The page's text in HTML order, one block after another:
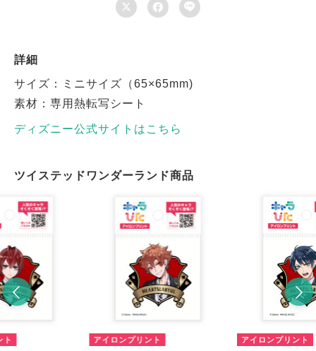
  
詳細
サイズ：ミニサイズ（65×65mm)
素材：専用熱転写シート
ディズニー公式サイトはこちら
ツイステッドワンダーランド商品
ト アイロンプリント アイロンプリント